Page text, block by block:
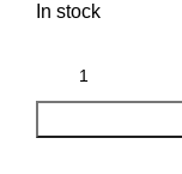
In stock